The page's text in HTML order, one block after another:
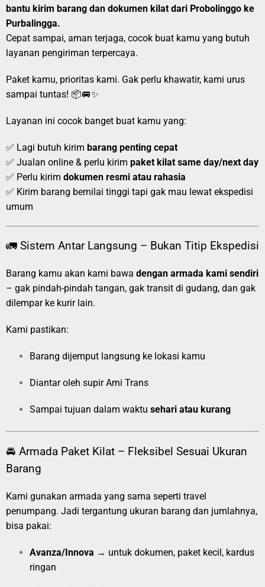
bantu kirim barang dan dokumen kilat dari Probolinggo ke
Purbalingga.
Cepat sampai, aman terjaga, cocok buat kamu yang butuh
layanan pengiriman terpercaya.
Paket kamu, prioritas kami. Gak perlu khawatir, kami urus
sampai tuntas! 📦🚐✨
Layanan ini cocok banget buat kamu yang:
✅ Lagi butuh kirim barang penting cepat
✅ Jualan online & perlu kirim paket kilat same day/next day
✅ Perlu kirim dokumen resmi atau rahasia
✅ Kirim barang bernilai tinggi tapi gak mau lewat ekspedisi
umum
🚛 Sistem Antar Langsung – Bukan Titip Ekspedisi
Barang kamu akan kami bawa dengan armada kami sendiri
– gak pindah-pindah tangan, gak transit di gudang, dan gak
dilempar ke kurir lain.
Kami pastikan:
Barang dijemput langsung ke lokasi kamu
Diantar oleh supir Arni Trans
Sampai tujuan dalam waktu sehari atau kurang
🚘 Armada Paket Kilat – Fleksibel Sesuai Ukuran
Barang
Kami gunakan armada yang sama seperti travel
penumpang. Jadi tergantung ukuran barang dan jumlahnya,
bisa pakai:
Avanza/Innova → untuk dokumen, paket kecil, kardus
ringan